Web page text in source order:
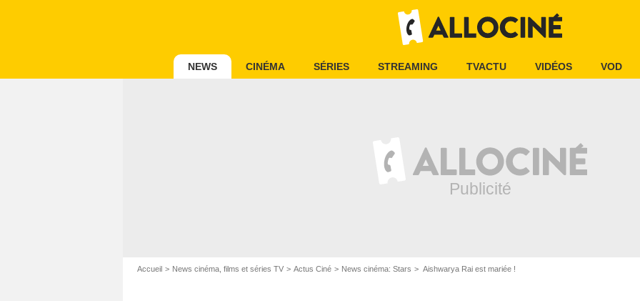
NEWS CINÉMA SÉRIES STREAMING TVACTU VIDÉOS VOD
Accueil News cinéma, films et séries TV Actus Ciné News cinéma: Stars Aishwarya Rai est mariée !